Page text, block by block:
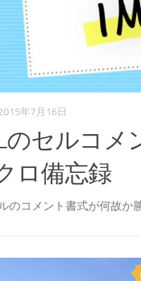
年7月16日
のセルコ
ロ備忘録
のコメント書式が何故か